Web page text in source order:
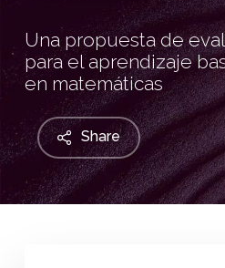
Una propuesta de
para el aprendizaje
en matemáticas
Share